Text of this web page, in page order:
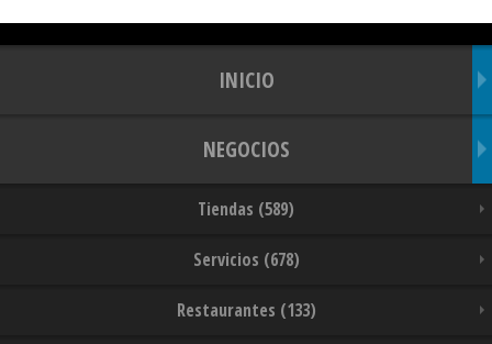
INICIO
NEGOCIOS
Tiendas (589)
Servicios (678)
Restaurantes (133)